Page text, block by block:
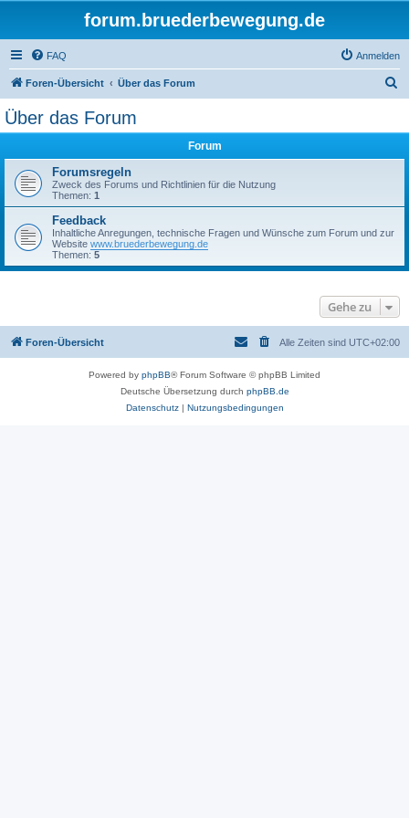
forum.bruederbewegung.de
FAQ Anmelden
Foren-Übersicht Über das Forum
Über das Forum
Forum
Forumsregeln
Zweck des Forums und Richtlinien für die Nutzung
Themen: 1
Feedback
Inhaltliche Anregungen, technische Fragen und Wünsche zum Forum und zur
Website www.bruederbewegung.de
Themen: 5
Gehe zu
Foren-Übersicht Alle Zeiten sind UTC+02:00
Powered by phpBB® Forum Software © phpBB Limited
Deutsche Übersetzung durch phpBB.de
Datenschutz| Nutzungsbedingungen